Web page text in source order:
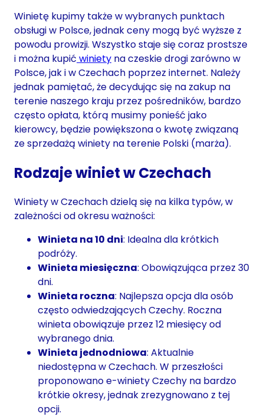
Winietę kupimy także w wybranych punktach
obsługi w Polsce, jednak ceny mogą być wyższe z
powodu prowizji. Wszystko staje się coraz prostsze
i można kupić winiety na czeskie drogi zarówno w
Polsce, jak i w Czechach poprzez internet. Należy
jednak pamiętać, że decydując się na zakup na
terenie naszego kraju przez pośredników, bardzo
często opłata, którą musimy ponieść jako
kierowcy, będzie powiększona o kwotę związaną
ze sprzedażą winiety na terenie Polski (marża).
Rodzaje winiet w Czechach
Winiety w Czechach dzielą się na kilka typów, w
zależności od okresu ważności:
Winieta na 10 dni: Idealna dla krótkich
podróży.
Winieta miesięczna: Obowiązująca przez 30
dni.
Winieta roczna: Najlepsza opcja dla osób
często odwiedzających Czechy. Roczna
winieta obowiązuje przez 12 miesięcy od
wybranego dnia.
Winieta jednodniowa: Aktualnie
niedostępna w Czechach. W przeszłości
proponowano e-winiety Czechy na bardzo
krótkie okresy, jednak zrezygnowano z tej
opcji.